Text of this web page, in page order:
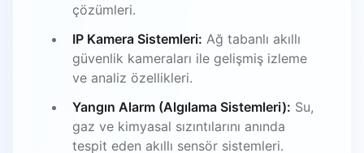
çözümleri.
IP Kamera Sistemleri: Ağ tabanlı akıllı
güvenlik kameraları ile gelişmiş izleme
ve analiz özellikleri.
Yangın Alarm (Algılama Sistemleri): Su,
gaz ve kimyasal sızıntılarını anında
tespit eden akıllı sensör sistemleri.